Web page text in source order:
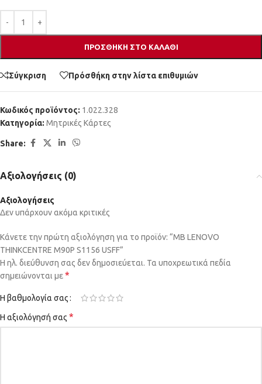
ΠΡΟΣΘΉΚΗ ΣΤΟ ΚΑΛΆΘΙ
Σύγκριση Πρόσθήκη στην λίστα επιθυμιών
Κωδικός προϊόντος: 1.022.328
Κατηγορία: Μητρικές Κάρτες
Share:
Αξιολογήσεις (0)
Αξιολογήσεις
Δεν υπάρχουν ακόμα κριτικές
Κάνετε την πρώτη αξιολόγηση για το προϊόν: “MB LENOVO
THINKCENTRE M90P S1156 USFF”
Η ηλ. διεύθυνση σας δεν δημοσιεύεται. Τα υποχρεωτικά πεδία
σημειώνονται με*
Η βαθμολογία σας
Η αξιολόγησή σας *